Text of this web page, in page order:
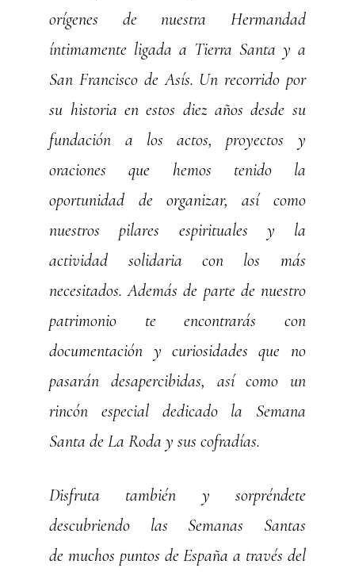
orígenes de nuestra Hermandad
íntimamente ligada a Tierra Santa y a
San Francisco de Asís. Un recorrido por
su historia en estos diez años desde su
fundación a los actos, proyectos y
oraciones que hemos tenido la
oportunidad de organizar, así como
nuestros pilares espirituales y la
actividad solidaria con los más
necesitados. Además de parte de nuestro
patrimonio te encontrarás con
documentación y curiosidades que no
pasarán desapercibidas, así como un
rincón especial dedicado la Semana
Santa de La Roda y sus cofradías.
Disfruta también y sorpréndete
descubriendo las Semanas Santas
de muchos puntos de España a través del